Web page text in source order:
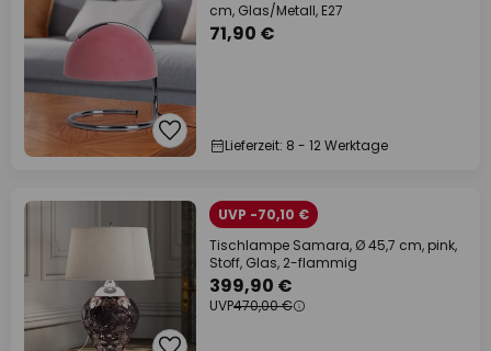
cm, Glas/Metall, E27
71,90 €
Lieferzeit: 8 - 12 Werktage
UVP -70,10 €
Tischlampe Samara, Ø 45,7 cm, pink,
Stoff, Glas, 2-flammig
399,90 €
UVP470,00 €